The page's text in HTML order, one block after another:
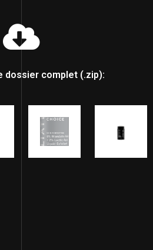
dossier complet (.zip):